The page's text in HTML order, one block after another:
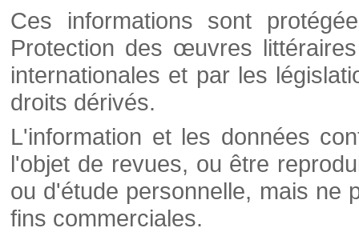
Ces informations sont
Protection des œuvres
internationales et par les
droits dérivés.
L'information et les données
l'objet de revues, ou être
ou d'étude personnelle, mais ne
fins commerciales.